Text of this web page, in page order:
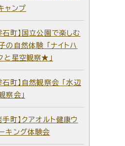
ャンプ
石町】国立公園で楽しむ
の自然体験 「ナイトハ
と星空観察★」
石町】自然観察会 ｢水辺
察会｣
手町】クアオルト健康ウ
キング体験会